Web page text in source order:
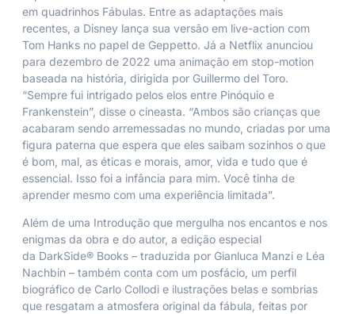
em quadrinhos Fábulas. Entre as adaptações mais
recentes, a Disney lança sua versão em live-action com
Tom Hanks no papel de Geppetto. Já a Netflix anunciou
para dezembro de 2022 uma animação em stop-motion
baseada na história, dirigida por Guillermo del Toro.
“Sempre fui intrigado pelos elos entre Pinóquio e
Frankenstein”, disse o cineasta. “Ambos são crianças que
acabaram sendo arremessadas no mundo, criadas por uma
figura paterna que espera que eles saibam sozinhos o que
é bom, mal, as éticas e morais, amor, vida e tudo que é
essencial. Isso foi a infância para mim. Você tinha de
aprender mesmo com uma experiência limitada”.
Além de uma Introdução que mergulha nos encantos e nos
enigmas da obra e do autor, a edição especial
da DarkSide® Books – traduzida por Gianluca Manzi e Léa
Nachbin – também conta com um posfácio, um perfil
biográfico de Carlo Collodi e ilustrações belas e sombrias
que resgatam a atmosfera original da fábula, feitas por